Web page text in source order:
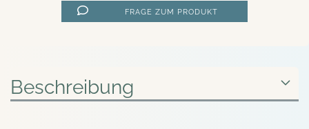
FRAGE ZUM PRODUKT
Beschreibung